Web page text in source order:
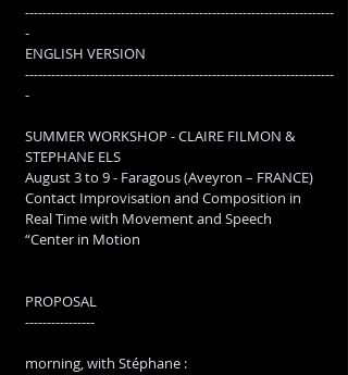
-----------------------------------------------------------------------
-
ENGLISH VERSION
-----------------------------------------------------------------------
-
SUMMER WORKSHOP - CLAIRE FILMON &
STEPHANE ELS
August 3 to 9 - Faragous (Aveyron – FRANCE)
Contact Improvisation and Composition in
Real Time with Movement and Speech
“Center in Motion
PROPOSAL
----------------
morning, with Stéphane :